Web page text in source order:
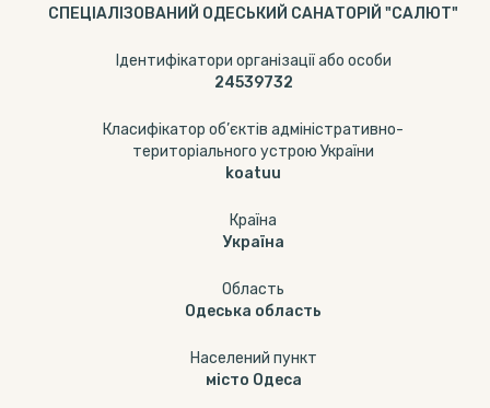
СПЕЦІАЛІЗОВАНИЙ ОДЕСЬКИЙ САНАТОРІЙ "САЛЮТ"
Ідентифікатори організації або особи
24539732
Класифікатор об’єктів адміністративно-
територіального устрою України
koatuu
Країна
Україна
Область
Одеська область
Населений пункт
місто Одеса